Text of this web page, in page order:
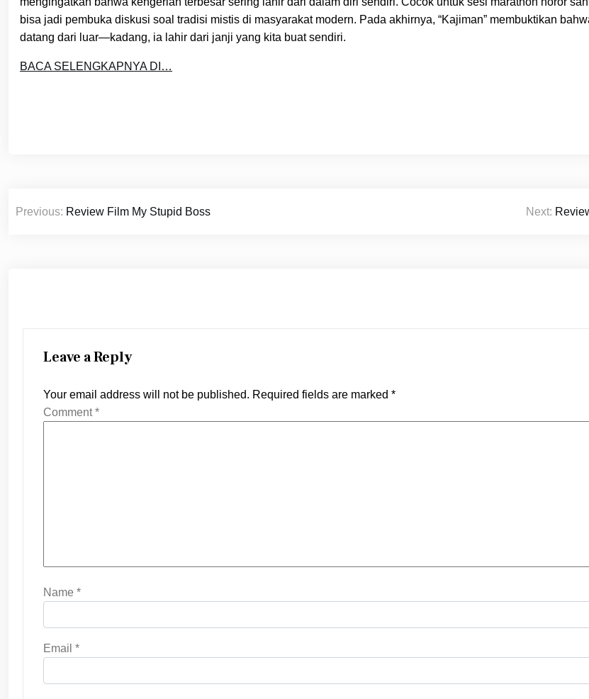
bisa jadi pembuka diskusi soal tradisi mistis di masyarakat modern. Pada akhirnya, “Kajiman” membuktikan
datang dari luar—kadang, ia lahir dari janji yang kita buat sendiri.
BACA SELENGKAPNYA DI…
navigation
Previous: Review Film My Stupid Boss Next:
Leave a Reply
Your email address will not be published. Required fields are marked *
Comment*
Name *
Email *